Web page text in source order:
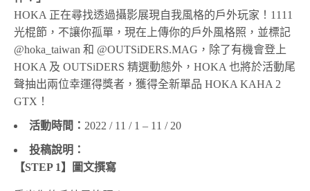
HOKA 正在尋找透過攝影展現自我風格的戶外玩家！ 1111
光棍節，不讓你孤單，現在上傳你的戶外風格照 ，並標記
@hoka_taiwan 和 @OUTSiDERS.MAG ，除了有機會登上
HOKA 及 OUTSiDERS 精選動態外，HOKA 也將於活動尾
聲抽出兩位幸運得獎者，獲得全新單品 HOKA KAHA 2
GTX ！
活動時間： 2022 / 11 / 1 – 11 / 20
投稿說明：
【STEP 1 】圖文撰寫